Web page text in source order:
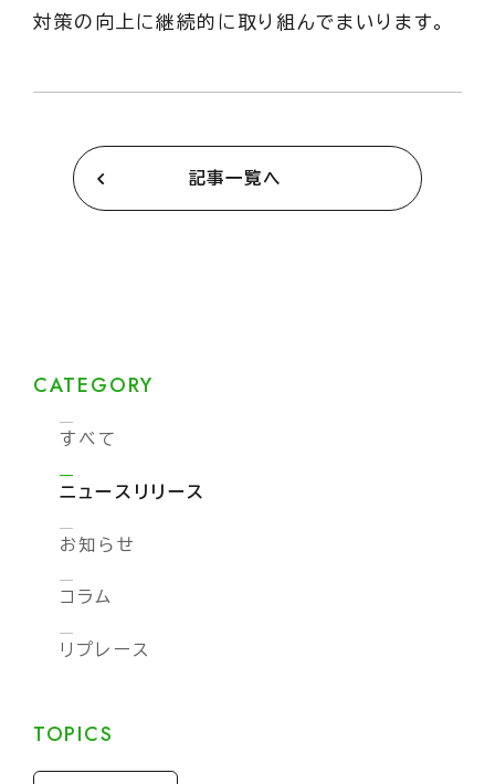
対策の向上に継続的に取り組んでまいります。
記事一覧へ
CATEGORY
すべて
ニュースリリース
お知らせ
コラム
リプレース
TOPICS